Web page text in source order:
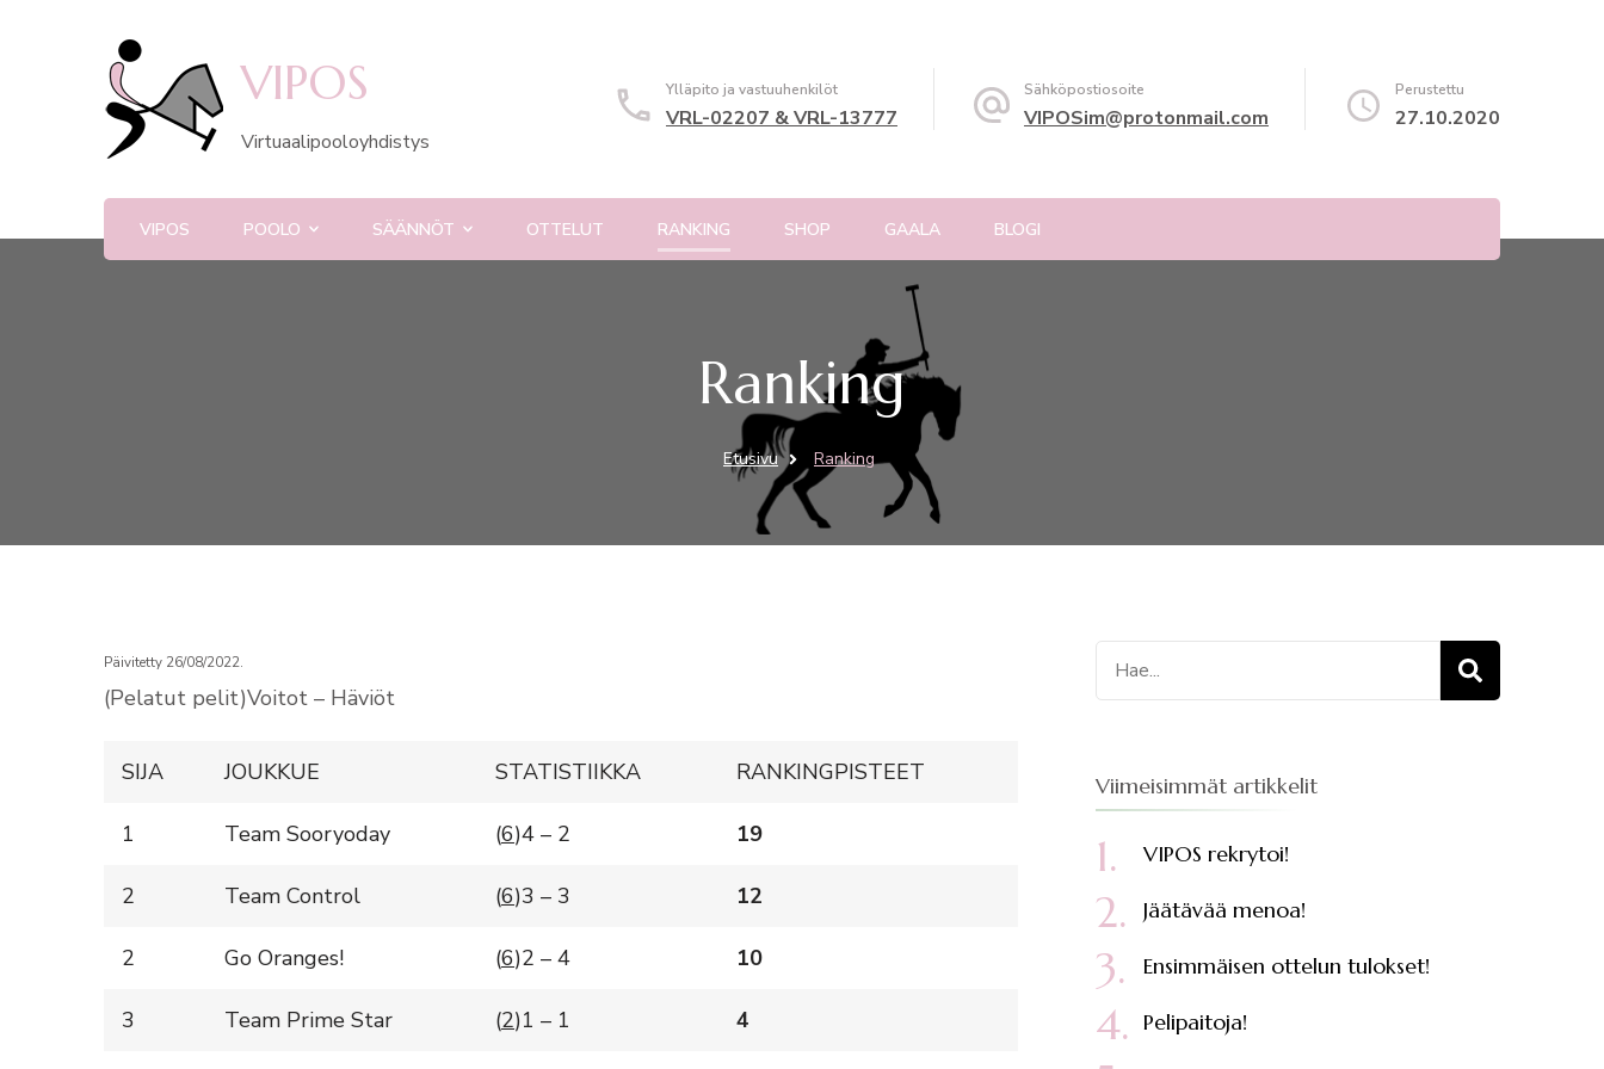
VIPOS
Virtuaalipooloyhdistys
Ylläpito ja vastuuhenkilöt
VRL-02207 & VRL-13777
Sähköpostiosoite
VIPOSim@protonmail.com
Perustettu
27.10.2020
VIPOS POOLO SÄÄNNÖT OTTELUT RANKING SHOP GAALA BLOGI
Ranking
Etusivu Ranking
Päivitetty 26/08/2022.
(Pelatut pelit)Voitot – Häviöt
SIJA JOUKKUE STATISTIIKKA RANKINGPISTEET
1 Team Sooryoday (6)4 – 2 19
2 Team Control (6)3 – 3 12
2 Go Oranges! (6)2 – 4 10
3 Team Prime Star (2)1 – 1 4
Etsi:
Viimeisimmät artikkelit
VIPOS rekrytoi!
Jäätävää menoa!
Ensimmäisen ottelun tulokset!
Pelipaitoja!